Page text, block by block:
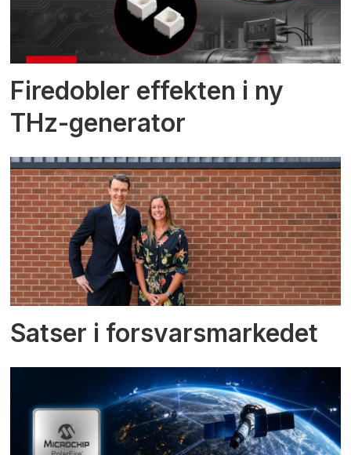
Firedobler effekten i ny
THz-generator
Satser i forsvarsmarkedet